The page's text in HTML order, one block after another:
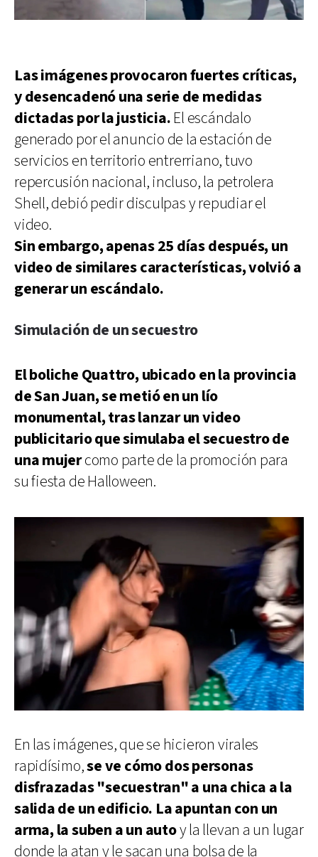
Las imágenes provocaron fuertes críticas,
y desencadenó una serie de medidas
dictadas por la justicia.El escándalo
generado por el anuncio de la estación de
servicios en territorio entrerriano, tuvo
repercusión nacional, incluso, la petrolera
Shell, debió pedir disculpas y repudiar el
video.
Sin embargo, apenas 25 días después, un
video de similares características, volvió a
generar un escándalo.
Simulación de un secuestro
El boliche Quattro, ubicado en la provincia
de San Juan, se metió en un lío
monumental, tras lanzar un video
publicitario que simulaba el secuestro de
una mujercomo parte de la promoción para
su fiesta de Halloween.
En las imágenes, que se hicieron virales
rapidísimo,se ve cómo dos personas
disfrazadas "secuestran" a una chica a la
salida de un edificio. La apuntan con un
arma, la suben a un autoy la llevan a un lugar
donde la atan y le sacan una bolsa de la